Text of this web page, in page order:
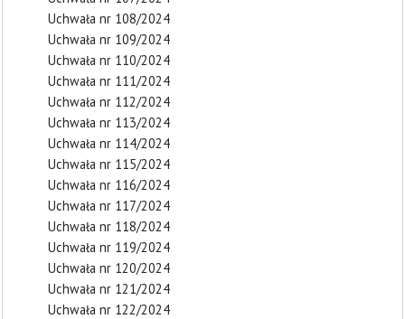
Uchwała nr 108/2024
Uchwała nr 109/2024
Uchwała nr 110/2024
Uchwała nr 111/2024
Uchwała nr 112/2024
Uchwała nr 113/2024
Uchwała nr 114/2024
Uchwała nr 115/2024
Uchwała nr 116/2024
Uchwała nr 117/2024
Uchwała nr 118/2024
Uchwała nr 119/2024
Uchwała nr 120/2024
Uchwała nr 121/2024
Uchwała nr 122/2024